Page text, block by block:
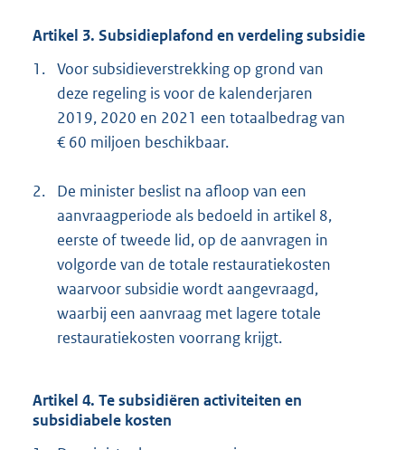
Artikel 3. Subsidieplafond en verdeling subsidie
1. Voor subsidieverstrekking op grond van
deze regeling is voor de kalenderjaren
2019, 2020 en 2021 een totaalbedrag van
€ 60 miljoen beschikbaar.
2.
De minister beslist na afloop van een
aanvraagperiode als bedoeld in artikel 8,
eerste of tweede lid, op de aanvragen in
volgorde van de totale restauratiekosten
waarvoor subsidie wordt aangevraagd,
waarbij een aanvraag met lagere totale
restauratiekosten voorrang krijgt.
Artikel 4. Te subsidiëren activiteiten en
subsidiabele kosten